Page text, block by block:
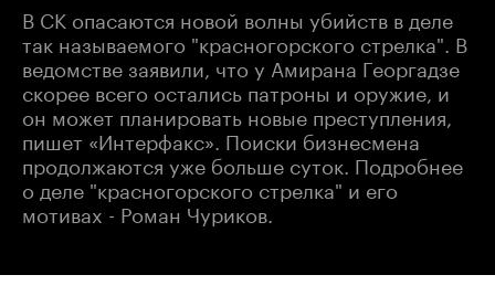
В СК опасаются новой волны убийств в деле
так называемого "красногорского стрелка". В
ведомстве заявили, что у Амирана Георгадзе
скорее всего остались патроны и оружие, и
он может планировать новые преступления,
пишет «Интерфакс». Поиски бизнесмена
продолжаются уже больше суток. Подробнее
о деле "красногорского стрелка" и его
мотивах - Роман Чуриков.